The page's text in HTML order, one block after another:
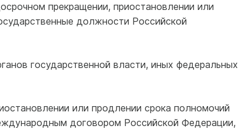
прекращении, приостановлении или
должности Российской
государственной власти, иных федеральных
или продлении срока полномочий
договором Российской Федерации,